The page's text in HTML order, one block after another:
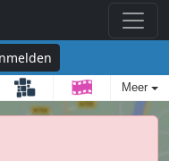
Meer